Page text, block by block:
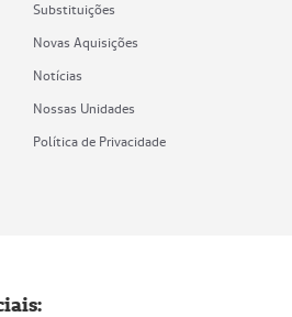
Substituições
Novas Aquisições
Notícias
Nossas Unidades
Política de Privacidade